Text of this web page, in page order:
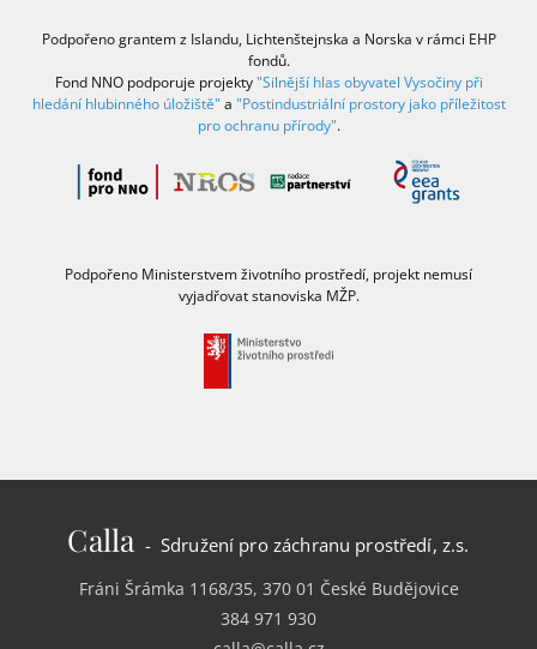
Podpořeno grantem z Islandu, Lichtenštejnska a Norska v rámci EHP
fondů.
Fond NNO podporuje projekty"Silnější hlas obyvatel Vysočiny při
hledání hlubinného úložiště" a "Postindustriální prostory jako příležitost
pro ochranu přírody".
Podpořeno Ministerstvem životního prostředí, projekt nemusí
vyjadřovat stanoviska MŽP.
Calla - Sdružení pro záchranu prostředí, z.s.
Fráni Šrámka 1168/35, 370 01 České Budějovice
384 971 930